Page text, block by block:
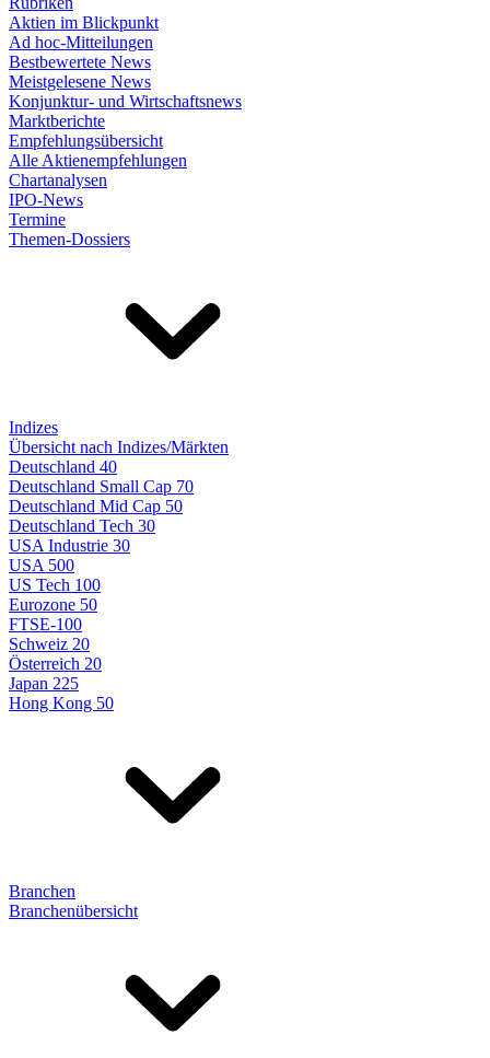
Aktien im Blickpunkt
Ad hoc-Mitteilungen
Bestbewertete News
Meistgelesene News
Konjunktur- und Wirtschaftsnews
Marktberichte
Empfehlungsübersicht
Alle Aktienempfehlungen
Chartanalysen
IPO-News
Termine
Themen-Dossiers
Indizes
Übersicht nach Indizes/Märkten
Deutschland 40
Deutschland Small Cap 70
Deutschland Mid Cap 50
Deutschland Tech 30
USA Industrie 30
USA 500
US Tech 100
Eurozone 50
FTSE-100
Schweiz 20
Österreich 20
Japan 225
Hong Kong 50
Branchen
Branchenübersicht